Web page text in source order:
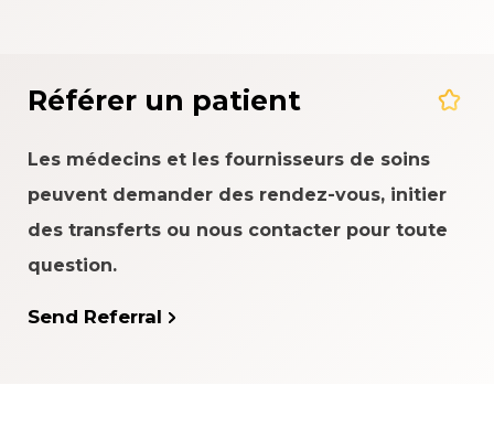
Référer un patient
Les médecins et les fournisseurs de soins
peuvent demander des rendez-vous, initier
des transferts ou nous contacter pour toute
question.
Send Referral